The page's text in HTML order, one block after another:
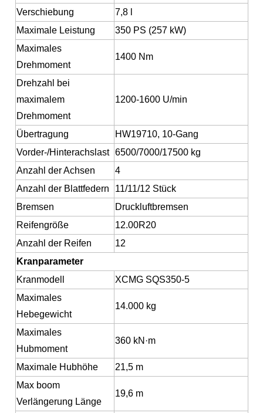
Verschiebung
7,8 l
Maximale Leistung
350 PS (257 kW)
Maximales
Drehmoment
1400 Nm
Drehzahl bei
maximalem
Drehmoment
1200-1600 U/min
Übertragung
HW19710, 10-Gang
Vorder-/Hinterachslast
6500/7000/17500 kg
Anzahl der Achsen
4
Anzahl der Blattfedern
11/11/12 Stück
Bremsen
Druckluftbremsen
Reifengröße
12.00R20
Anzahl der Reifen
12
Kranparameter
Kranmodell
XCMG SQS350-5
Maximales
Hebegewicht
14.000 kg
Maximales
Hubmoment
360 kN·m
Maximale Hubhöhe
21,5 m
Max boom
Verlängerung Länge
19,6 m